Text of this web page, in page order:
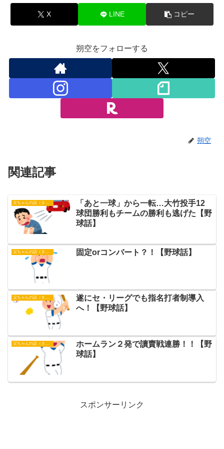
X LINE コピー
朔空をフォローする
朔空
関連記事
父ちゃんの話（タイガース）
「あと一球」から一転…大竹投手12
球団勝利もチームの勝利も逃げた【野
球話】
固定orコンバート？！【野球話】
父ちゃんの話（タイガース）
遂にセ・リーグでも指名打者制導入
へ！【野球話】
父ちゃんの話（タイガース）
ホームラン２発で讀賣戦連勝！！【野
球話】
スポンサーリンク